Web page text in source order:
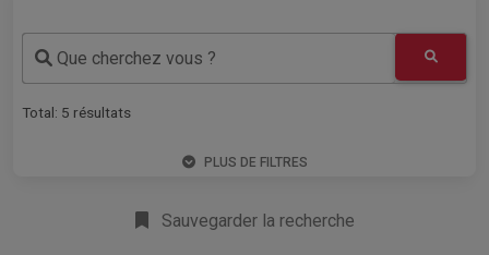
Que cherchez vous ?
Total: 5 résultats
PLUS DE FILTRES
Sauvegarder la recherche